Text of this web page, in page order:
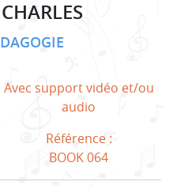
Avec support vidéo et/ou
audio
Référence :
BOOK 064